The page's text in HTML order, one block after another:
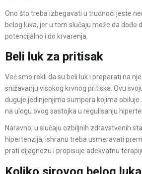
Ono što treba izbegavati u trudnoći jeste
belog luka, jer u tom slučaju može da dođe
potencijalno i do krvarenja.
Beli luk za pritisak
Već smo rekli da su beli luk i preparati na
snižavanju visokog krvnog pritiska. Ovu
duguje jedinjenjima sumpora kojima
na ulogu ovog sastojka u regulisanju
Naravno, u slučaju ozbiljnih zdravstvenih
hipertenzija, ishranu treba usmeravati
prati dijagnozu i propisuje adekvatnu